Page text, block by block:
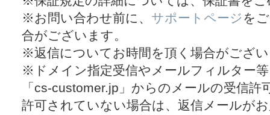
※お問い合わせ前に、 サポートページ を
合がございます。
※返信についてお時間を頂く場合がござ
※ドメイン指定受信やメールフィルター
「cs-customer.jp」からのメールの受信
許可されていない場合は、返信メールが